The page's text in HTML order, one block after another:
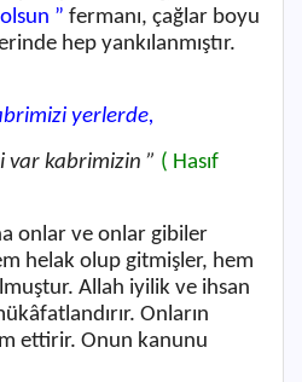
” fermanı, çağlar boyu
hep yankılanmıştır.
yerlerde,
var kabrimizin ” ( Hasıf
onlar ve onlar gibiler
helak olup gitmişler, hem
Allah iyilik ve ihsan
Onların
ettirir. Onun kanunu